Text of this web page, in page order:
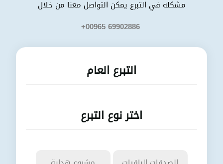
شكله في التبرع يمكن التواصل معنا من خلا
+00965 69902886
التبرع العا
اختر نوع التبرع